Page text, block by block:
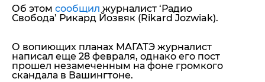
Об этом сообщил журналист ‘Радио
Свобода’ Рикард Йозвяк (Rikard Jozwiak).
О вопиющих планах МАГАТЭ журналист
написал еще 28 февраля, однако его пост
прошел незамеченным на фоне громкого
скандала в Вашингтоне.